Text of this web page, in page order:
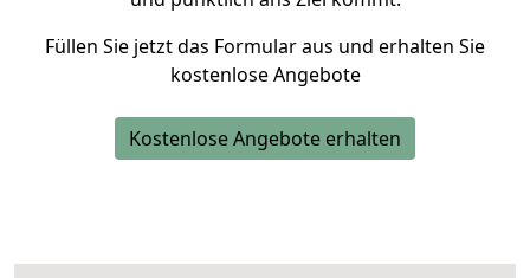
Füllen Sie jetzt das Formular aus und erhalten Sie
kostenlose Angebote
Kostenlose Angebote erhalten